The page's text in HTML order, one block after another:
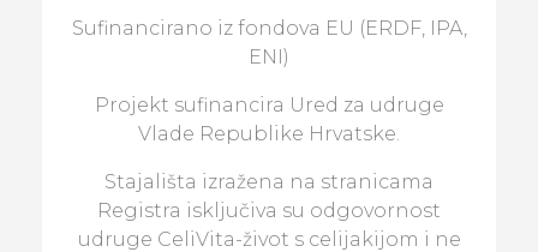
Sufinancirano iz fondova EU (ERDF, IPA,
ENI)
Projekt sufinancira Ured za udruge
Vlade Republike Hrvatske.
Stajališta izražena na stranicama
Registra isključiva su odgovornost
udruge CeliVita-život s celijakijom i ne